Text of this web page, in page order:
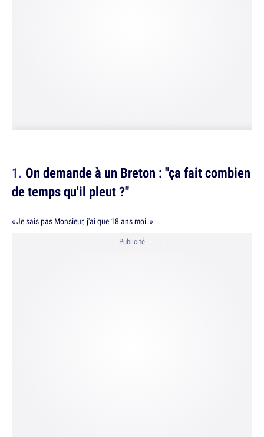
On demande à un Breton : "ça fait combien
de temps qu'il pleut ?"
« Je sais pas Monsieur, j'ai que 18 ans moi. »
Publicité